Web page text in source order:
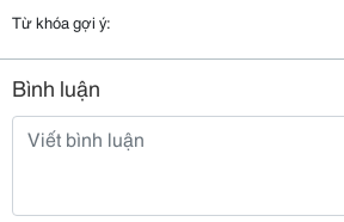
Từ khóa gợi ý:
Bình luận